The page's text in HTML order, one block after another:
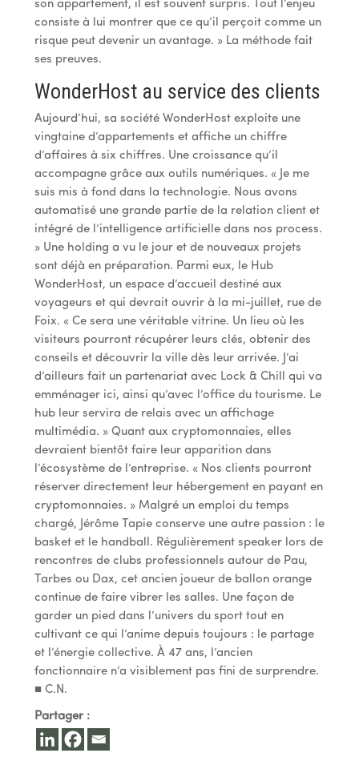
son appartement, il est souvent surpris. Tout l’enjeu
consiste à lui montrer que ce qu’il perçoit comme un
risque peut devenir un avantage. » La méthode fait
ses preuves.
WonderHost au service des clients
Aujourd’hui, sa société WonderHost exploite une
vingtaine d’appartements et affiche un chiffre
d’affaires à six chiffres. Une croissance qu’il
accompagne grâce aux outils numériques. « Je me
suis mis à fond dans la technologie. Nous avons
automatisé une grande partie de la relation client et
intégré de l’intelligence artificielle dans nos process.
» Une holding a vu le jour et de nouveaux projets
sont déjà en préparation. Parmi eux, le Hub
WonderHost, un espace d’accueil destiné aux
voyageurs et qui devrait ouvrir à la mi-juillet, rue de
Foix. « Ce sera une véritable vitrine. Un lieu où les
visiteurs pourront récupérer leurs clés, obtenir des
conseils et découvrir la ville dès leur arrivée. J’ai
d’ailleurs fait un partenariat avec Lock & Chill qui va
emménager ici, ainsi qu’avec l’office du tourisme. Le
hub leur servira de relais avec un affichage
multimédia. » Quant aux cryptomonnaies, elles
devraient bientôt faire leur apparition dans
l’écosystème de l’entreprise. « Nos clients pourront
réserver directement leur hébergement en payant en
cryptomonnaies. » Malgré un emploi du temps
chargé, Jérôme Tapie conserve une autre passion : le
basket et le handball. Régulièrement speaker lors de
rencontres de clubs professionnels autour de Pau,
Tarbes ou Dax, cet ancien joueur de ballon orange
continue de faire vibrer les salles. Une façon de
garder un pied dans l’univers du sport tout en
cultivant ce qui l’anime depuis toujours : le partage
et l’énergie collective. À 47 ans, l’ancien
fonctionnaire n’a visiblement pas fini de surprendre.
■ C.N.
Partager :